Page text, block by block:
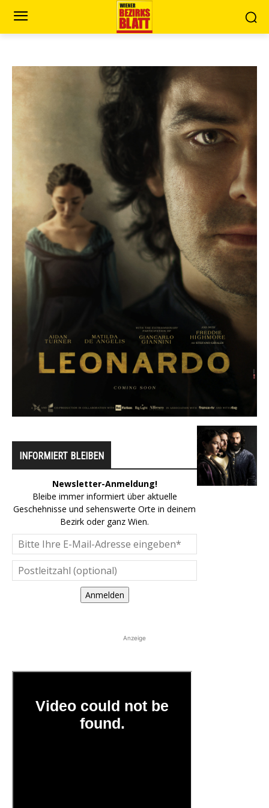
INFORMIERT BLEIBEN
Newsletter-Anmeldung!
Bleibe immer informiert über aktuelle
Geschehnisse und sehenswerte Orte in deinem
Bezirk oder ganz Wien.
Anmelden
Anzeige